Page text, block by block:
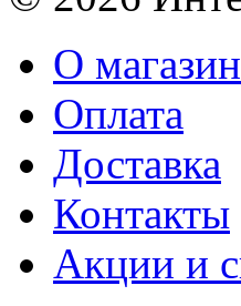
О
Оплата
Доставка
Контакты
Акции и